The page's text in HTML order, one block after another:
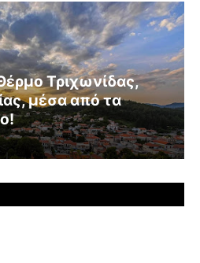
Τριχωνίδας,
μέσα από τα